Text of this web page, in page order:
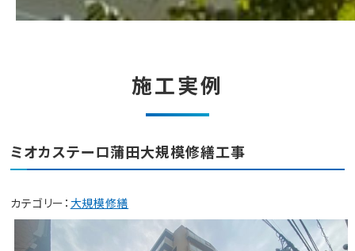
施工実例
ミオカステーロ蒲田大規模修繕工事
カテゴリー： 大規模修繕